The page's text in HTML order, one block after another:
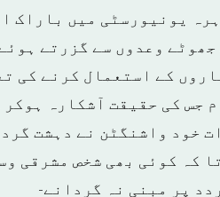
میں قاہرہ یونیورسٹی میں
جھوٹے وعدوں سے گزرتے
کے استعمال کرنے کی
جس کی حقیقت آشکارہ
خود واشنگٹن نے دہشت
کہ کوئی بھی شخص مشرقی
پر مبنی نہ گردانے-